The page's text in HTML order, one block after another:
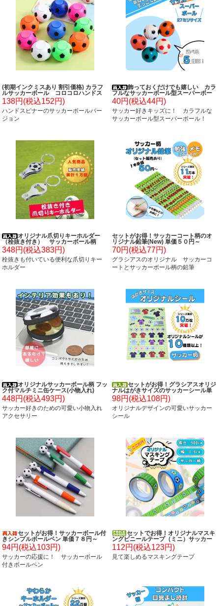
(初期インクミスあり 割引価格) カラフ
ルサッカーボール コロコロハンドス
ピナー(カラーランダム１個)
138円(税込152円)
ハンドスピナーのサッカーボールバー
ジョン
飾っておくだけでも嬉しい カラ
フルなサッカーボール型スーパーボー
ル ２７ミリ
40円(税込44円)
サッカー好きキッズに！ カラフルな
サッカーボール型スーパーボール！
オリジナル爪切りキーホルダー
（栓抜き付き） サッカーボール柄
348円(税込383円)
栓抜きも付いている便利な爪切りキー
ホルダー
セットがお得！サッカーコート柄のオ
リジナル鉛筆(New) 単価５０円～
70円(税込77円)
グラシアスのオリジナル サッカーコ
ートとサッカーボール柄の鉛筆
オリジナルサッカーボール柄 フッ
ク付マルチミニ缶ケース(小物入れ)
448円(税込493円)
サッカー好きのための可愛い小物入れ
アクセサリー
セットがお得！グラシアスオリジ
ナルはがきサイズのサッカーシール単
価７８円～
98円(税込108円)
オリジナルデザインの可愛いサッカー
シール
セットがお得！サッカーボール付
きシンプルボールペン 単価７８円～
94円(税込103円)
サッカーの応援に！ サッカーボール
付きボールペン
セットでお得！オリジナルマスキ
ングビニールテープ（ミニ）サッカー
柄 単価８８円～
112円(税込123円)
見て楽しめるマスキングテープ